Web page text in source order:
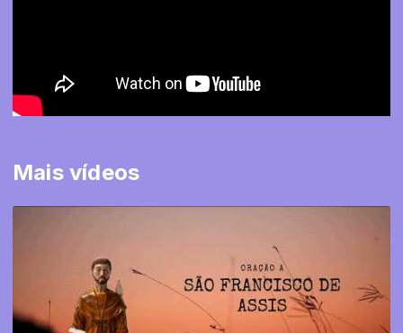
Mais vídeos